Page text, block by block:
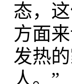
态，
方面
发热
人。”